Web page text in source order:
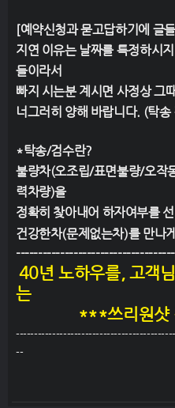
[예약신청과 묻고답하기에 글
지연 이유는 날짜를 특정하시
들이라서
빠지 시는분 계시면 사정상 그
너그러히 양해 바랍니다. (탁
*탁송/검수란?
불량차(오조립/표면불량/오작
력차량)을
정확히 찾아내어 하자여부를
건강한차(문제없는차)를만나
40년 노하우를, 고객
는
***쓰리원
--